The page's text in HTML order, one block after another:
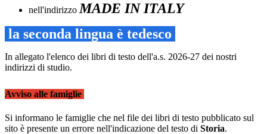
nell'indirizzo MADE IN ITALY
la seconda lingua è tedesco
In allegato l'elenco dei libri di testo dell'a.s. 2026-27 dei nostri
indirizzi di studio.
Avviso alle famiglie
Si informano le famiglie che nel file dei libri di testo pubblicato sul
sito è presente un errore nell'indicazione del testo di Storia.